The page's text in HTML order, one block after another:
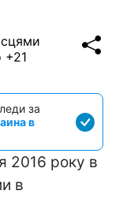
за
в
2016 року в
в